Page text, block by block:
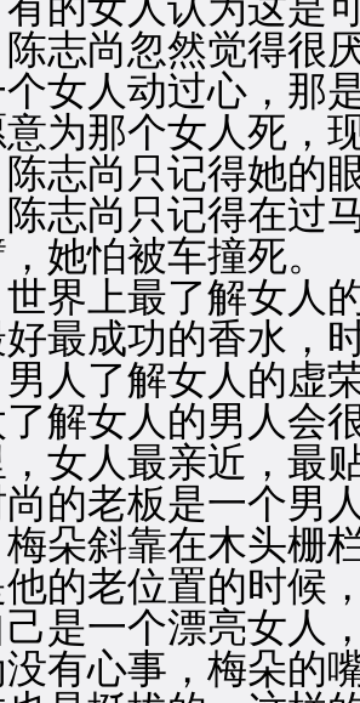
志尚忽然觉得很
女人动过心，那
为那个女人死，
陈志尚只记得她的
志尚只记得在过
她怕被车撞死。
上最了解女人的
好最成功的香水，
人了解女人的虚
解女人的男人会
女人最亲近，最
的老板是一个男
斜靠在木头栅栏
的老位置的时候
是一个漂亮女人
没有心事，梅朵的